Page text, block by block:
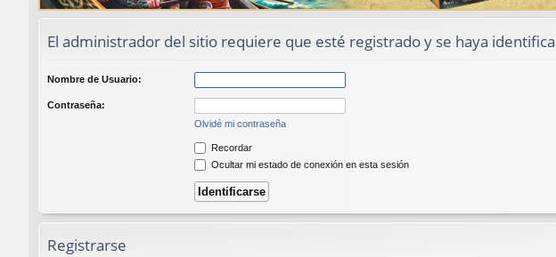
El administrador del sitio requiere que esté registrado y se haya
Nombre de Usuario:
Contraseña:
Olvidé mi contraseña
Recordar
Ocultar mi estado de conexión en esta sesión
Registrarse